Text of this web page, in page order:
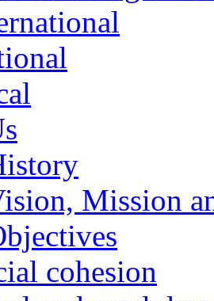
Mission
cohesion